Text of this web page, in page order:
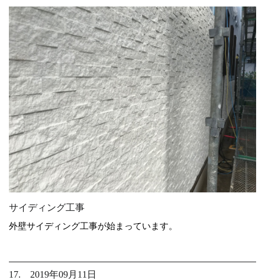
サイディング工事
外壁サイディング工事が始まっています。
17. 2019年09月11日